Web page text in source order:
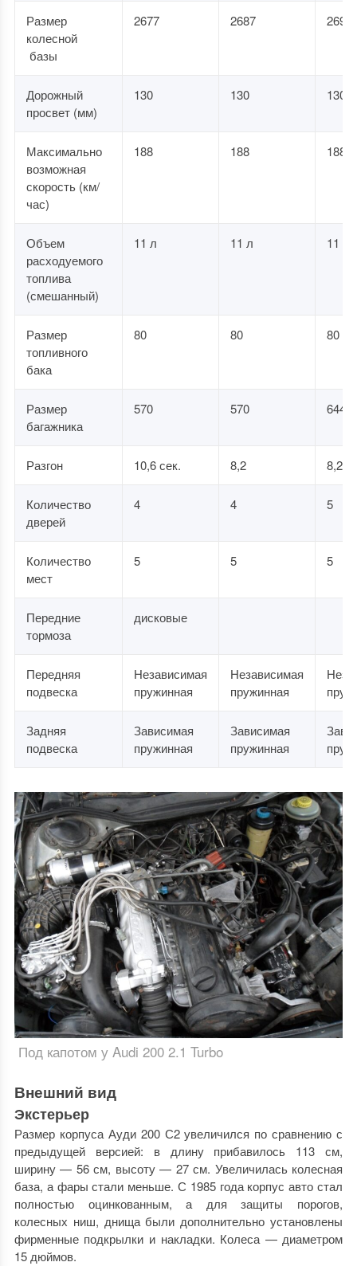
Размер
колесной
базы
2677 2687 2690
Дорожный
просвет (мм)
130 130 130
Максимально
возможная
скорость (км/
час)
188 188 188
Объем
расходуемого
топлива
(смешанный)
11 л 11 л 11 л
Размер
топливного
бака
80 80 80
Размер
багажника
570 570 644
Разгон 10,6 сек. 8,2 8,2
Количество
дверей
4 4 5
Количество
мест
5 5 5
Передние
тормоза
дисковые
Передняя
подвеска
Независимая
пружинная
Независимая
пружинная
Задняя
подвеска
Зависимая
пружинная
Зависимая
пружинная
Под капотом у Audi 200 2.1 Turbo
Внешний вид
Экстерьер
Размер корпуса Ауди 200 С2 увеличился по сравнению с
предыдущей версией: в длину прибавилось 113 см,
ширину — 56 см, высоту — 27 см. Увеличилась колесная
база, а фары стали меньше. С 1985 года корпус авто стал
полностью оцинкованным, а для защиты порогов,
колесных ниш, днища были дополнительно установлены
фирменные подкрылки и накладки. Колеса — диаметром
15 дюймов.